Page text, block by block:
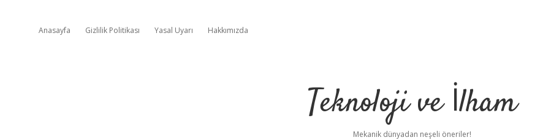
Anasayfa Gizlilik Politikası Yasal Uyarı Hakkımızda
Teknoloji ve İlham
Mekanik dünyadan neşeli öneriler!